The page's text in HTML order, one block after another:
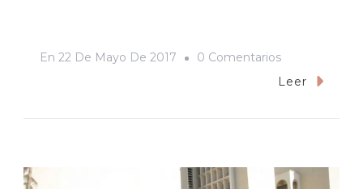
En 22 De Mayo De 2017 0 ComentariosEn
Memorias
Verde
Leer